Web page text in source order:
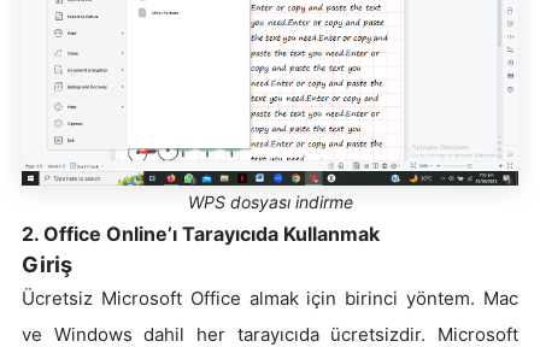
WPS dosyası indirme
2. Office Online’ı Tarayıcıda Kullanmak
Giriş
Ücretsiz Microsoft Office almak için birinci yöntem. Mac
ve Windows dahil her tarayıcıda ücretsizdir. Microsoft